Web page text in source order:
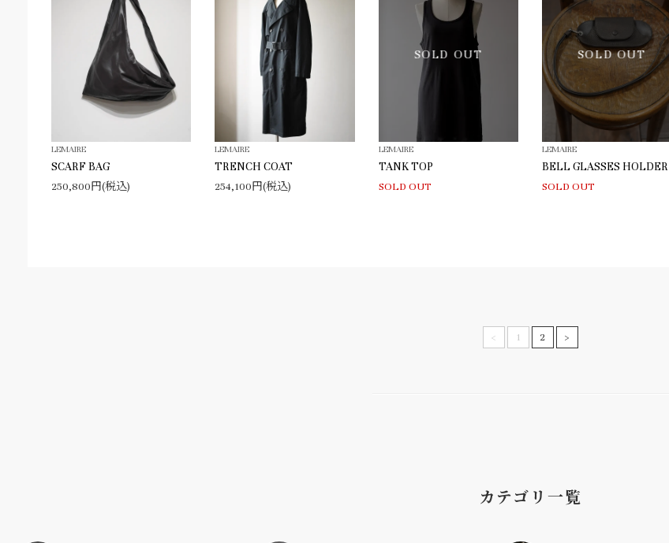
LEMAIRE
SCARF BAG
250,800円(税込)
LEMAIRE
TRENCH COAT
254,100円(税込)
SOLD OUT
LEMAIRE
TANK TOP
SOLD OUT
SOLD OUT
LEMAIRE
BELL GLASSES HOLDER
SOLD OUT
< 1 2 >
カテゴリ一覧